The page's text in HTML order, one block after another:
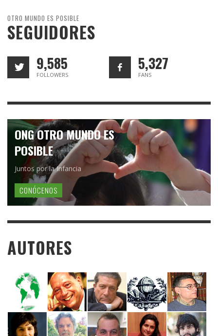
OTRO MUNDO ES POSIBLE
SEGUIDORES
9,585
FOLLOWERS
5,327
FANS
ONG OTRO MUNDO ES
POSIBLE
Juntos por la Infancia
CONÓCENOS
AUTORES